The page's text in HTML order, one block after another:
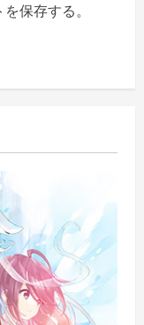
保存する。